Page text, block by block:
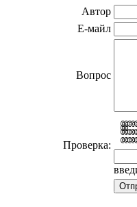
Автор
Е-майл
Вопрос
Проверка:
@@